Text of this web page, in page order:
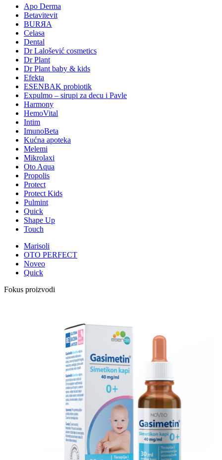
Apo Derma
Betavitevit
BURЯA
Celasa
Dental
Dr Lalošević cosmetics
Dr Plant
Dr Plant baby & kids
Efekta
ESENBAK probiotik
Expulmo – sirupi za decu i Pavle
Harmony
HemoVital
Intim
ImunoBeta
Kućna apoteka
Melemi
Mikrolaxi
Oto Aqua
Propolis
Protect
Protect Kids
Pulmint
Quick
Shape Up
Touch
Marisoli
OTO PERFECT
Noveo
Quick
Fokus proizvodi